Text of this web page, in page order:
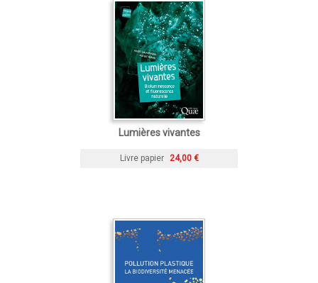
Lumières vivantes
Livre papier 24,00 €